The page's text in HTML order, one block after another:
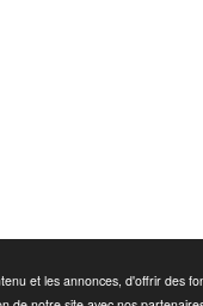
et les annonces, d'offrir des